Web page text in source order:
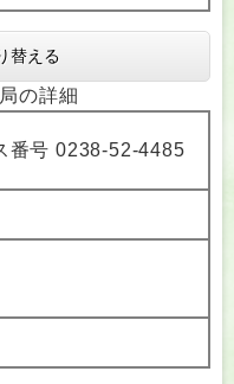
替える
の詳細
番号 0238-52-4485